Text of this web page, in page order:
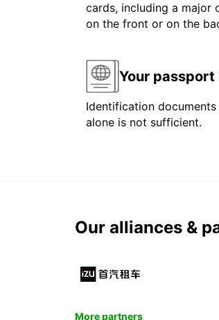
cards, including a major
on the front or on the
Your passport
Identification
alone is not sufficient.
Our alliances &
More partners